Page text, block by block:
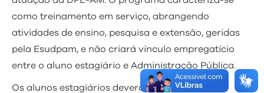
como treinamento em serviço, abrangendo
atividades de ensino, pesquisa e extensão, geridas
pela Esudpam, e não criará vínculo empregatício
entre o aluno estagiário e Administração Pública.
Os alunos estagiários deverão assistir a aulas,